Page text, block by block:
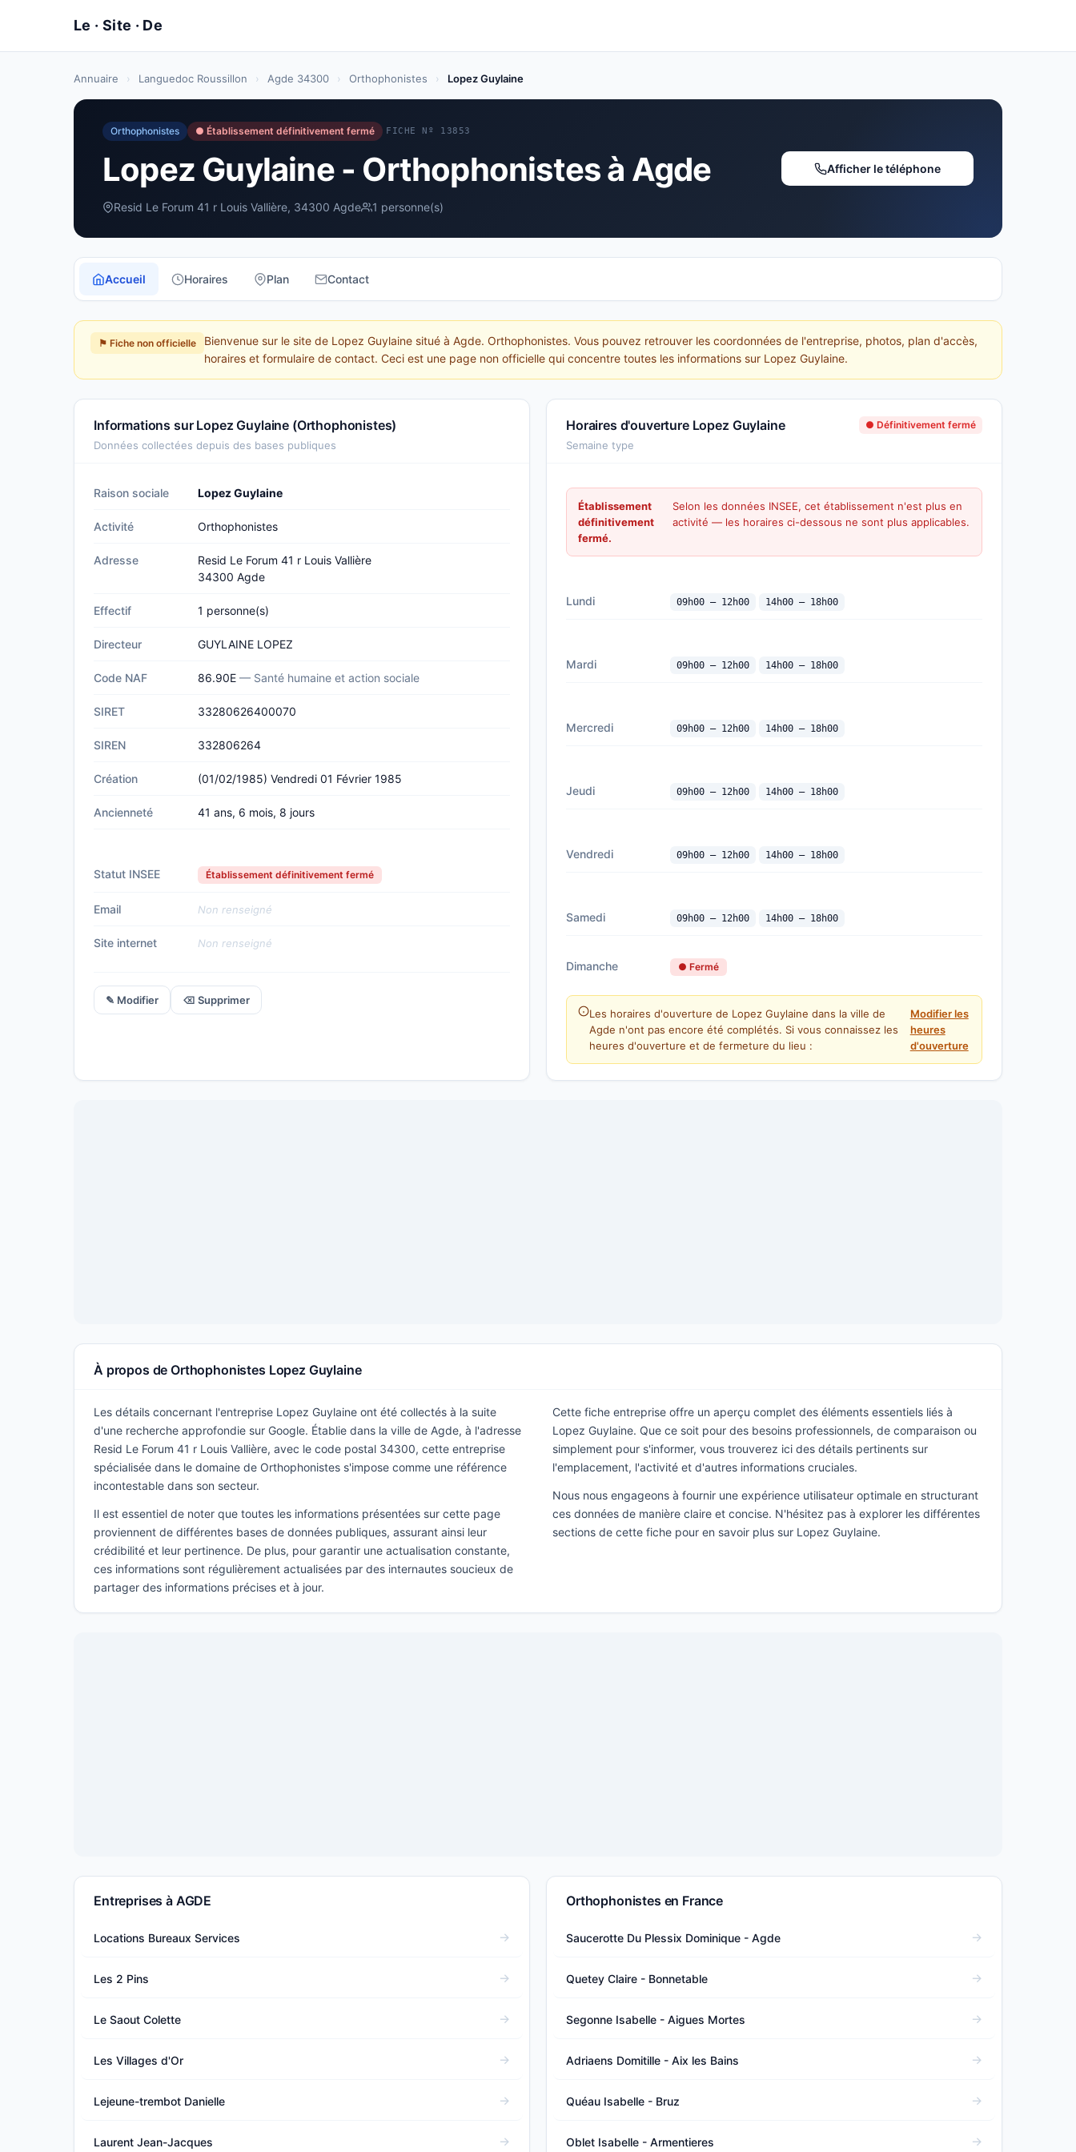
Annuaire › Languedoc Roussillon › Agde 34300 › Orthophonistes › Lopez Guylaine
Orthophonistes ● Établissement définitivement fermé FICHE Nº 13853
Lopez Guylaine - Orthophonistes à Agde
Resid Le Forum 41 r Louis Vallière, 34300 Agde 1 personne(s)
Afficher le téléphone
Accueil Horaires Plan Contact
⚑ Fiche non officielle
Bienvenue sur le site de Lopez Guylaine situé à Agde. Orthophonistes. Vous pouvez retrouver les coordonnées de l'entreprise, photos, plan d'accès,
horaires et formulaire de contact. Ceci est une page non officielle qui concentre toutes les informations sur Lopez Guylaine.
Informations sur Lopez Guylaine (Orthophonistes)
Données collectées depuis des bases publiques
Raison sociale Lopez Guylaine
Activité Orthophonistes
Adresse
Resid Le Forum 41 r Louis Vallière
34300 Agde
Effectif 1 personne(s)
Directeur GUYLAINE LOPEZ
Code NAF 86.90E — Santé humaine et action sociale
SIRET 33280626400070
SIREN 332806264
Création (01/02/1985) Vendredi 01 Février 1985
Ancienneté 41 ans, 6 mois, 8 jours
Statut INSEE Établissement définitivement fermé
Email Non renseigné
Site internet Non renseigné
✎ Modifier ⌫ Supprimer
Horaires d'ouverture Lopez Guylaine ● Définitivement fermé
Semaine type
Établissement
définitivement
fermé.
Selon les données INSEE, cet établissement n'est plus en
activité — les horaires ci-dessous ne sont plus applicables.
Lundi 09h00 — 12h00 14h00 — 18h00
Mardi 09h00 — 12h00 14h00 — 18h00
Mercredi 09h00 — 12h00 14h00 — 18h00
Jeudi 09h00 — 12h00 14h00 — 18h00
Vendredi 09h00 — 12h00 14h00 — 18h00
Samedi 09h00 — 12h00 14h00 — 18h00
Dimanche ● Fermé
Les horaires d'ouverture de Lopez Guylaine dans la ville de
Agde n'ont pas encore été complétés. Si vous connaissez les
heures d'ouverture et de fermeture du lieu :
Modifier les
heures
d'ouverture
À propos de Orthophonistes Lopez Guylaine
Les détails concernant l'entreprise Lopez Guylaine ont été collectés à la suite
d'une recherche approfondie sur Google. Établie dans la ville de Agde, à l'adresse
Resid Le Forum 41 r Louis Vallière, avec le code postal 34300, cette entreprise
spécialisée dans le domaine de Orthophonistes s'impose comme une référence
incontestable dans son secteur.
Il est essentiel de noter que toutes les informations présentées sur cette page
proviennent de différentes bases de données publiques, assurant ainsi leur
crédibilité et leur pertinence. De plus, pour garantir une actualisation constante,
ces informations sont régulièrement actualisées par des internautes soucieux de
partager des informations précises et à jour.
Cette fiche entreprise offre un aperçu complet des éléments essentiels liés à
Lopez Guylaine. Que ce soit pour des besoins professionnels, de comparaison ou
simplement pour s'informer, vous trouverez ici des détails pertinents sur
l'emplacement, l'activité et d'autres informations cruciales.
Nous nous engageons à fournir une expérience utilisateur optimale en structurant
ces données de manière claire et concise. N'hésitez pas à explorer les différentes
sections de cette fiche pour en savoir plus sur Lopez Guylaine.
Entreprises à AGDE
Locations Bureaux Services
Les 2 Pins
Le Saout Colette
Les Villages d'Or
Lejeune-trembot Danielle
Laurent Jean-Jacques
Orthophonistes en France
Saucerotte Du Plessix Dominique - Agde
Quetey Claire - Bonnetable
Segonne Isabelle - Aigues Mortes
Adriaens Domitille - Aix les Bains
Quéau Isabelle - Bruz
Oblet Isabelle - Armentieres